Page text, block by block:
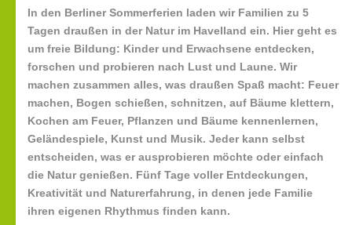
In den Berliner Sommerferien laden wir Familien zu 5
Tagen draußen in der Natur im Havelland ein. Hier geht es
um freie Bildung: Kinder und Erwachsene entdecken,
forschen und probieren nach Lust und Laune. Wir
machen zusammen alles, was draußen Spaß macht: Feuer
machen, Bogen schießen, schnitzen, auf Bäume klettern,
Kochen am Feuer, Pflanzen und Bäume kennenlernen,
Geländespiele, Kunst und Musik. Jeder kann selbst
entscheiden, was er ausprobieren möchte oder einfach
die Natur genießen. Fünf Tage voller Entdeckungen,
Kreativität und Naturerfahrung, in denen jede Familie
ihren eigenen Rhythmus finden kann.